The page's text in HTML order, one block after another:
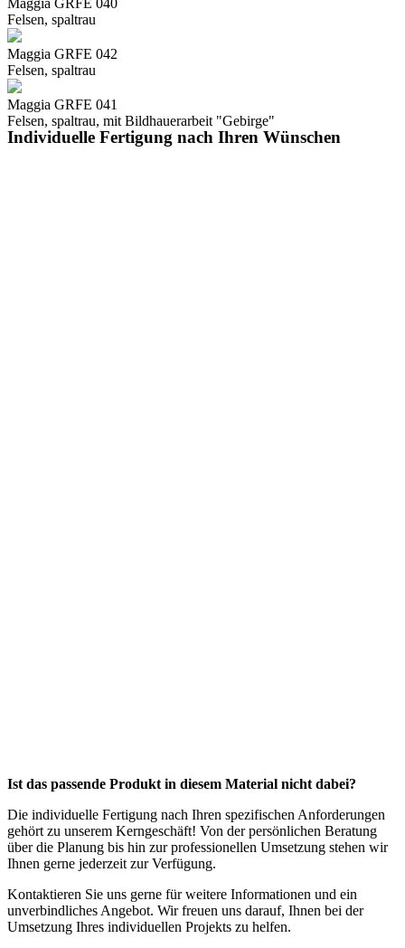
Maggia GRFE 040
Felsen, spaltrau
Maggia GRFE 042
Felsen, spaltrau
Maggia GRFE 041
Felsen, spaltrau, mit Bildhauerarbeit "Gebirge"
Individuelle Fertigung nach Ihren Wünschen
Ist das passende Produkt in diesem Material nicht dabei?
Die individuelle Fertigung nach Ihren spezifischen Anforderungen
gehört zu unserem Kerngeschäft! Von der persönlichen Beratung
über die Planung bis hin zur professionellen Umsetzung stehen wir
Ihnen gerne jederzeit zur Verfügung.
Kontaktieren Sie uns gerne für weitere Informationen und ein
unverbindliches Angebot. Wir freuen uns darauf, Ihnen bei der
Umsetzung Ihres individuellen Projekts zu helfen.